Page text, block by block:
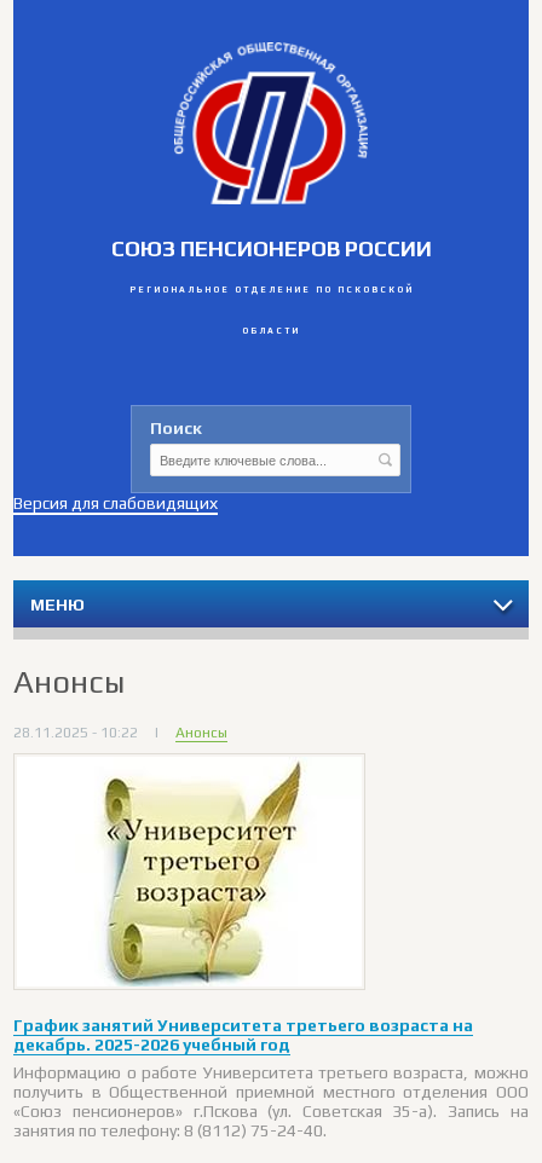
СОЮЗ ПЕНСИОНЕРОВ РОССИИ
РЕГИОНАЛЬНОЕ ОТДЕЛЕНИЕ ПО ПСКОВСКОЙ
ОБЛАСТИ
Поиск
Версия для слабовидящих
МЕНЮ
Анонсы
28.11.2025 - 10:22 | Анонсы
График занятий Университета третьего возраста на
декабрь. 2025-2026 учебный год
Информацию о работе Университета третьего возраста, можно
получить в Общественной приемной местного отделения ООО
«Союз пенсионеров» г.Пскова (ул. Советская 35-а). Запись на
занятия по телефону: 8 (8112) 75-24-40.